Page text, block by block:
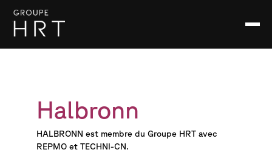
Halbronn
HALBRONN est membre du Groupe HRT avec
REPMO et TECHNI-CN.